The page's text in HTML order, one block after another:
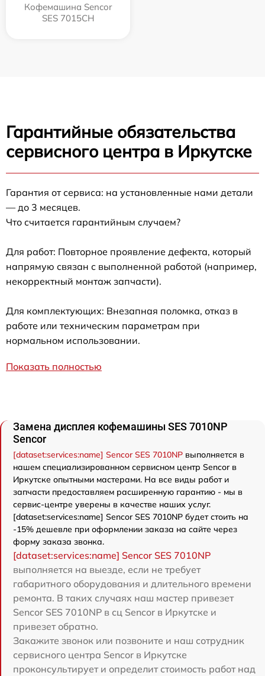
Кофемашина Sencor
SES 7015CH
Гарантийные обязательства
сервисного центра в Иркутске
Гарантия от сервиса: на установленные нами детали
— до 3 месяцев.
Что считается гарантийным случаем?
Для работ: Повторное проявление дефекта, который
напрямую связан с выполненной работой (например,
некорректный монтаж запчасти).
Для комплектующих: Внезапная поломка, отказ в
работе или техническим параметрам при
нормальном использовании.
Показать полностью
Замена дисплея кофемашины SES 7010NP
Sencor
[dataset:services:name] Sencor SES 7010NP выполняется в
нашем специализированном сервисном центр Sencor в
Иркутске опытными мастерами. На все виды работ и
запчасти предоставляем расширенную гарантию - мы в
сервис-центре уверены в качестве наших услуг.
[dataset:services:name] Sencor SES 7010NP будет стоить на
-15% дешевле при оформлении заказа на сайте через
форму заказа звонка.
[dataset:services:name] Sencor SES 7010NP
выполняется на выезде, если не требует
габаритного оборудования и длительного времени
ремонта. В таких случаях наш мастер привезет
Sencor SES 7010NP в сц Sencor в Иркутске и
привезет обратно.
Закажите звонок или позвоните и наш сотрудник
сервисного центра Sencor в Иркутске
проконсультирует и определит стоимость работ над